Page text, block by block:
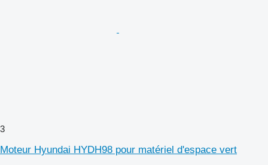
3
Moteur Hyundai HYDH98 pour matériel d'espace vert